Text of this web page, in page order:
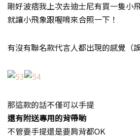
剛好波痞我上次去迪士尼有買一隻小
就讓小飛象跟喔唷來合照一下！
有沒有聯名款代言人都出現的感覺（誤
那這款的話不僅可以手提
還有附送專用的背帶喲
不管要手提還是要肩背都OK